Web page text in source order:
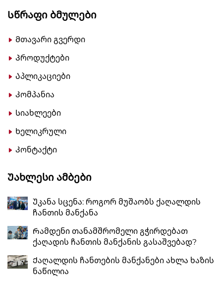
Სწრაფი Ბმულები
Მთავარი გვერდი
Პროდუქტები
Აპლიკაციები
Კომპანია
Სიახლეები
Ხელიკრული
Კონტაქტი
Უახლესი Ამბები
Უკანა სცენა: როგორ მუშაობს ქაღალდის
ჩანთის მანქანა
Რამდენი თანამშრომელი გჭირდებათ
ქაღადის ჩანთის მანქანის გასაშვებად?
Ქაღალდის ჩანთების მანქანები ახლა ხაზის
ნაწილია